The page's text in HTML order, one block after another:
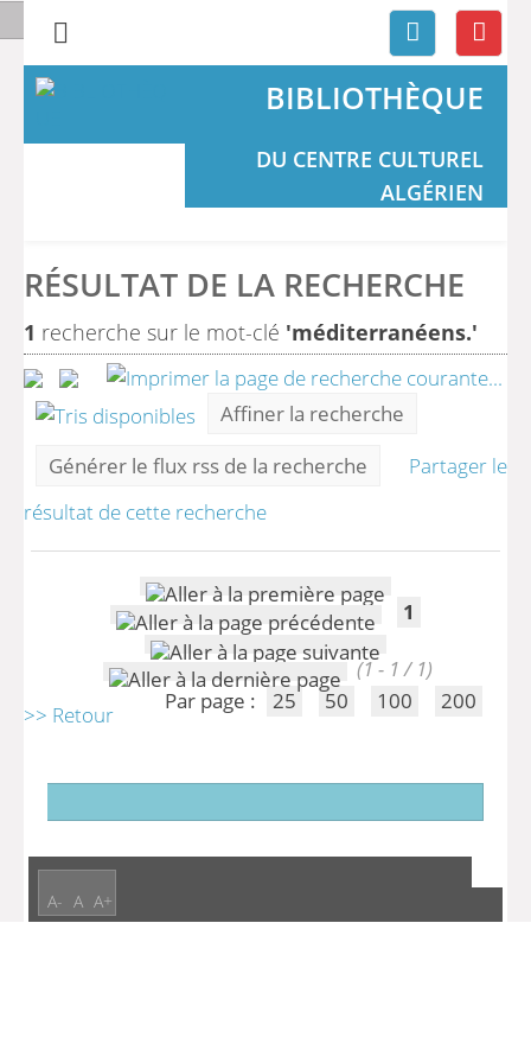
BIBLIOTHÈQUE
DU CENTRE CULTUREL
ALGÉRIEN
RÉSULTAT DE LA RECHERCHE
1 recherche sur le mot-clé 'méditerranéens.'
Affiner la recherche
Générer le flux rss de la recherche
Partager le
résultat de cette recherche
1
(1 - 1 / 1)
Par page :
25 50 100 200
>> Retour
A- A A+